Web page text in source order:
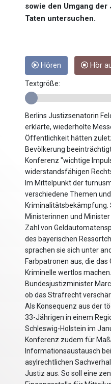
sowie den Umgang
Taten untersuchen.
Hören Hör
Textgröße:
Berlins Justizsenatorin
erklärte, wiederholte
Öffentlichkeit hätten
Bevölkerung
Konferenz "wichtige
widerstandsfähigen
Im Mittelpunkt der
verschiedene Themen
Kriminalitätsbekämpfung.
Ministerinnen und
Zahl von
des bayerischen
sprachen sie sich unter
Farbpatronen aus, die
Kriminelle wertlos
Bundesjustizminister
ob das Strafrecht
Als Konsequenz aus der
33-Jährigen in einem
Schleswig-Holstein im
Konferenz zudem für
Informationsaustausch
asylrechtlichen
Justiz aus. So soll eine